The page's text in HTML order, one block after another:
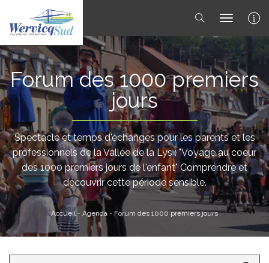
toggle
Forum des 1000 premiers
jours
Spectacle et temps d'échanges pour les parents et les
professionnels de la Vallée de la Lys : "Voyage au coeur
des 1000 premiers jours de l'enfant" Comprendre et
découvrir cette période sensible.
Accueil - Agenda - Forum des 1000 premiers jours